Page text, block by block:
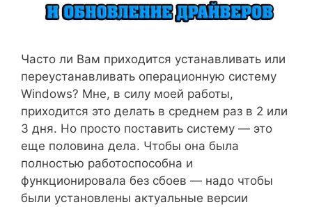
Часто ли Вам приходится устанавливать или
переустанавливать операционную систему
Windows? Мне, в силу моей работы,
приходится это делать в среднем раз в 2 или
3 дня. Но просто поставить систему — это
еще половина дела. Чтобы она была
полностью работоспособна и
функционировала без сбоев — надо чтобы
были установлены актуальные версии